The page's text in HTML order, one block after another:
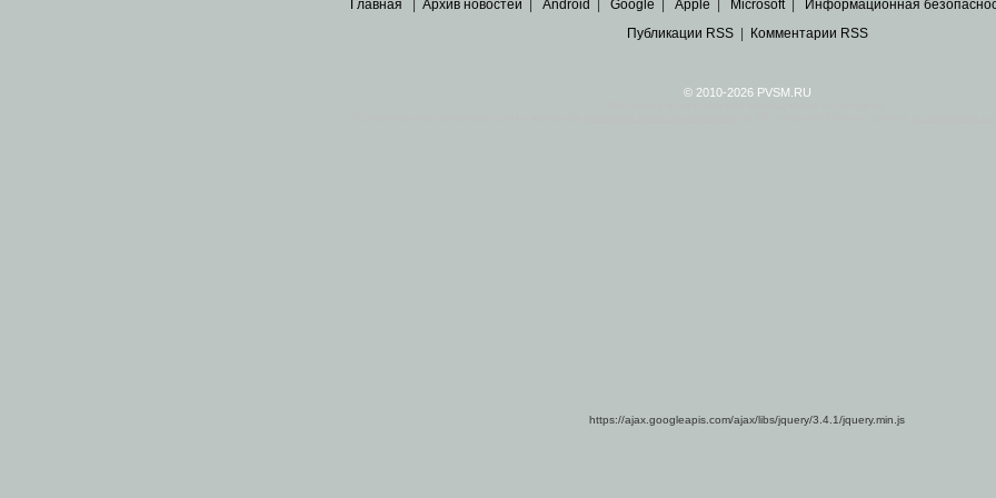
Главная Архив новостей Android Google Apple Microsoft| Информационная
Публикации RSS| Комментарии RSS
© 2010-2026 PVSM.RU
https://ajax.googleapis.com/ajax/libs/jquery/3.4.1/jquery.min.js